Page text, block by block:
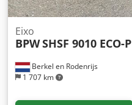
Berkel en Rodenrijs
1 707 km
Eixo
BPWSHSF 9010 ECO-P